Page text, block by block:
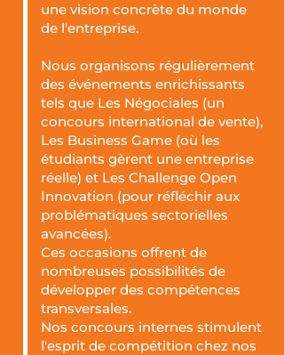
une vision concrète du monde
de l'entreprise.
Nous organisons régulièrement
des événements enrichissants
tels que Les Négociales (un
concours international de vente),
Les Business Game (où les
étudiants gèrent une entreprise
réelle) et Les Challenge Open
Innovation (pour réfléchir aux
problématiques sectorielles
avancées).
Ces occasions offrent de
nombreuses possibilités de
développer des compétences
transversales.
Nos concours internes stimulent
l'esprit de compétition chez nos